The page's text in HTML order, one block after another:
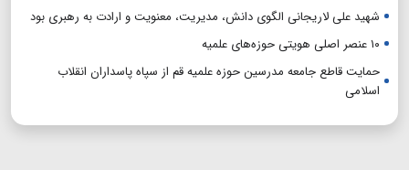
شهید علی لاریجانی الگوی دانش، مدیریت، معنویت و ارادت به رهبری بود
۱۰ عنصر اصلی هویتی حوزه‌های علمیه
حمایت قاطع جامعه مدرسین حوزه علمیه قم از سپاه پاسداران انقلاب
اسلامی